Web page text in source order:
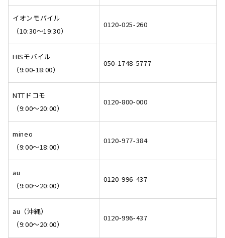
イオンモバイル
（10:30～19:30）
0120-025-260
HISモバイル
（9:00-18:00）
050-1748-5777
NTTドコモ
（9:00～20:00）
0120-800-000
mineo
（9:00～18:00）
0120-977-384
au
（9:00～20:00）
0120-996-437
au（沖縄）
（9:00～20:00）
0120-996-437